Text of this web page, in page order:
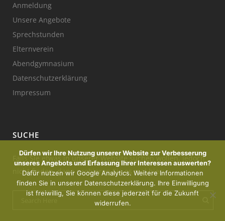
Anmeldung
Unsere Angebote
Sprechstunden
Elternverein
Abendgymnasium
Datenschutzerklärung
Impressum
SUCHE
Falls Sie etwas in unserer Website suchen wollen, jedoch
nicht finden, dann probieren Sie es mal hier:
Dürfen wir Ihre Nutzung unserer Website zur Verbesserung
unseres Angebots und Erfassung Ihrer Interessen auswerten?
Dafür nutzen wir Google Analytics. Weitere Informationen
finden Sie in unserer Datenschutzerklärung. Ihre Einwilligung
ist freiwillig, Sie können diese jederzeit für die Zukunft
widerrufen.